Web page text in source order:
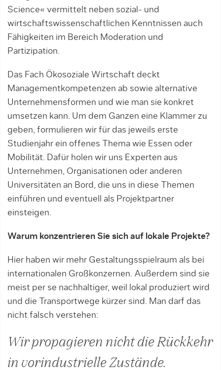
Science« vermittelt neben sozial- und
wirtschaftswissenschaftlichen Kenntnissen auch
Fähigkeiten im Bereich Moderation und
Partizipation.
Das Fach Ökosoziale Wirtschaft deckt
Managementkompetenzen ab sowie alternative
Unternehmensformen und wie man sie konkret
umsetzen kann. Um dem Ganzen eine Klammer zu
geben, formulieren wir für das jeweils erste
Studienjahr ein offenes Thema wie Essen oder
Mobilität. Dafür holen wir uns Experten aus
Unternehmen, Organisationen oder anderen
Universitäten an Bord, die uns in diese Themen
einführen und eventuell als Projektpartner
einsteigen.
Warum konzentrieren Sie sich auf lokale Projekte?
Hier haben wir mehr Gestaltungsspielraum als bei
internationalen Großkonzernen. Außerdem sind sie
meist per se nachhaltiger, weil lokal produziert wird
und die Transportwege kürzer sind. Man darf das
nicht falsch verstehen:
Wir propagieren nicht die Rückkehr
in vorindustrielle Zustände.